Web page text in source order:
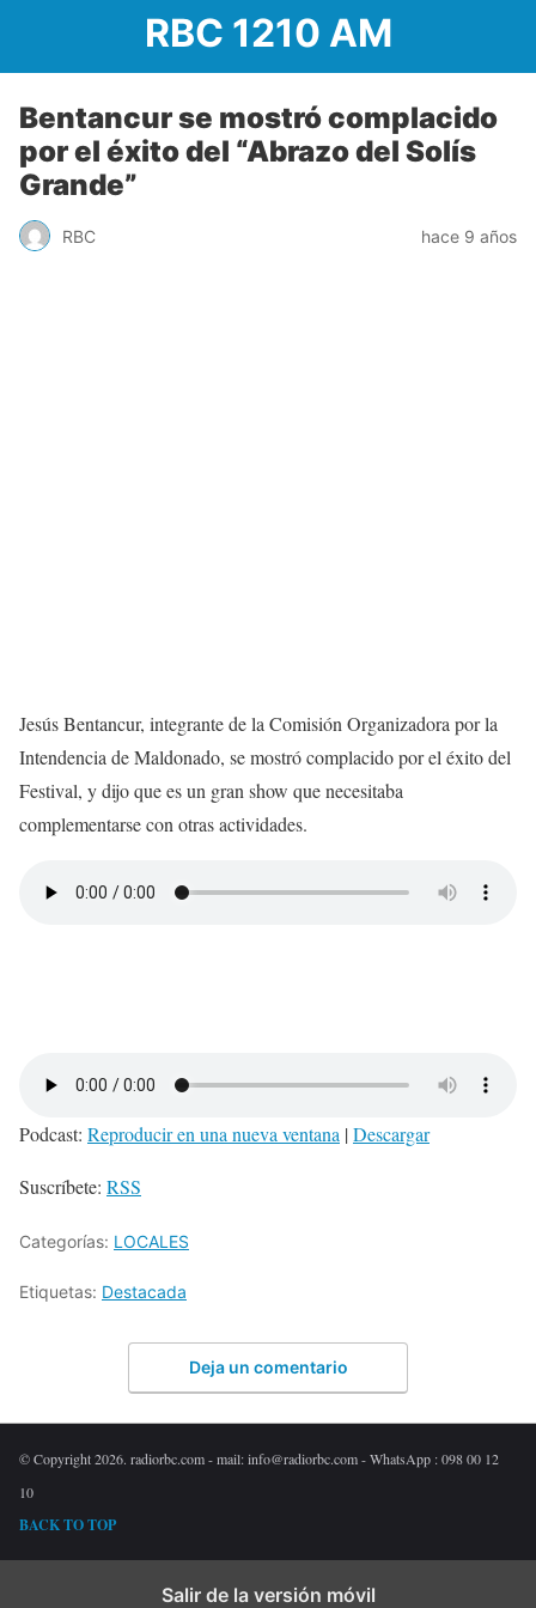
RBC 1210 AM
Bentancur se mostró complacido
por el éxito del “Abrazo del Solís
Grande”
RBC hace 9 años
Jesús Bentancur, integrante de la Comisión Organizadora por la
Intendencia de Maldonado, se mostró complacido por el éxito del
Festival, y dijo que es un gran show que necesitaba
complementarse con otras actividades.
Podcast: Reproducir en una nueva ventana |Descargar
Suscríbete: RSS
Categorías: LOCALES
Etiquetas: Destacada
Deja un comentario
© Copyright 2026. radiorbc.com - mail: info@radiorbc.com - WhatsApp : 098 00 12
10
BACK TO TOP
Salir de la versión móvil